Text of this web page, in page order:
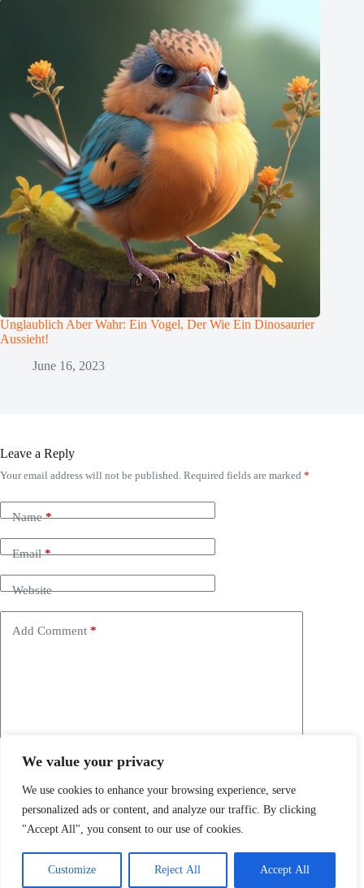
We value your privacy
We use cookies to enhance your browsing experience, serve
personalized ads or content, and analyze our traffic. By clicking
"Accept All", you consent to our use of cookies.
Customize Reject All Accept All
Unglaublich Aber Wahr: Ein Vogel, Der Wie Ein Dinosaurier
Aussieht!
June 16, 2023
Leave a Reply
Your email address will not be published. Required fields are marked *
Name*
Email*
Website
Add Comment *
Save my name, email and website in this browser for the
Post Comment